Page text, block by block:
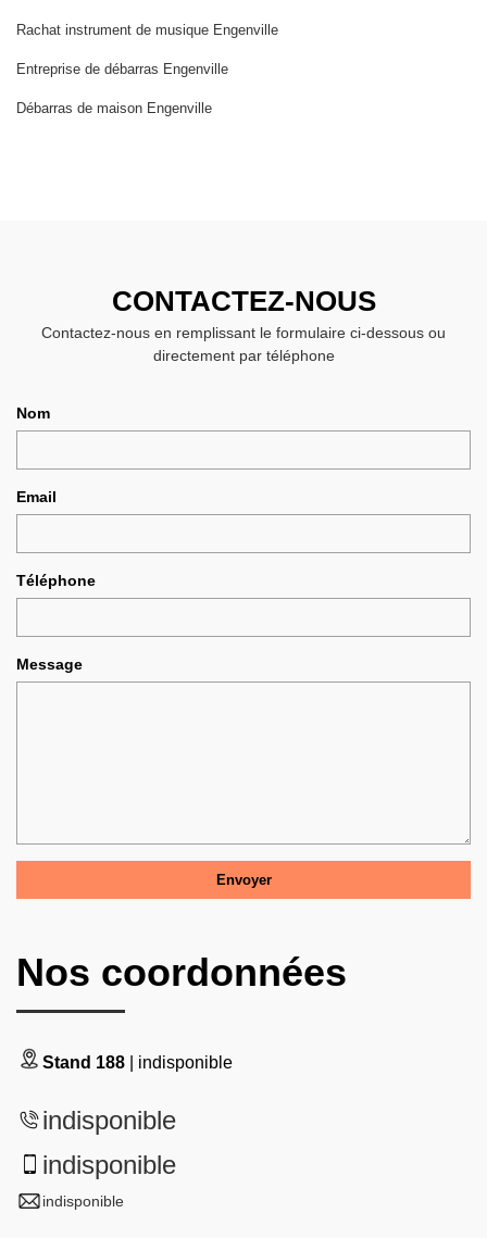
Rachat instrument de musique Engenville
Entreprise de débarras Engenville
Débarras de maison Engenville
CONTACTEZ-NOUS
Contactez-nous en remplissant le formulaire ci-dessous ou
directement par téléphone
Nom
Email
Téléphone
Message
Nos coordonnées
Stand 188 | indisponible
indisponible
indisponible
indisponible